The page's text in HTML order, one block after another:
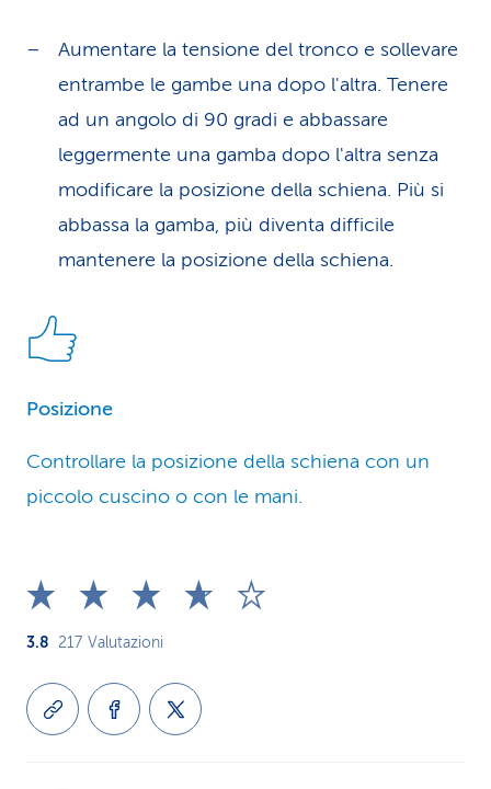
Aumentare la tensione del tronco e sollevare
entrambe le gambe una dopo l'altra. Tenere
ad un angolo di 90 gradi e abbassare
leggermente una gamba dopo l'altra senza
modificare la posizione della schiena. Più si
abbassa la gamba, più diventa difficile
mantenere la posizione della schiena.
Posizione
Controllare la posizione della schiena con un
piccolo cuscino o con le mani.
3.8 217 Valutazioni